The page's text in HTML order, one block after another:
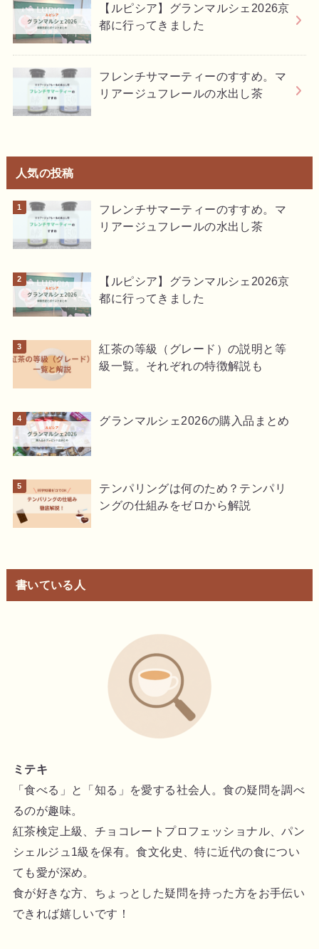
【ルピシア】グランマルシェ2026京
都に行ってきました
フレンチサマーティーのすすめ。マ
リアージュフレールの水出し茶
人気の投稿
フレンチサマーティーのすすめ。マ
リアージュフレールの水出し茶
【ルピシア】グランマルシェ2026京
都に行ってきました
紅茶の等級（グレード）の説明と等
級一覧。それぞれの特徴解説も
グランマルシェ2026の購入品まとめ
テンパリングは何のため？テンパリ
ングの仕組みをゼロから解説
書いている人
ミテキ
「食べる」と「知る」を愛する社会人。食の疑問を調べ
るのが趣味。
紅茶検定上級、チョコレートプロフェッショナル、パン
シェルジュ1級を保有。食文化史、特に近代の食につい
ても愛が深め。
食が好きな方、ちょっとした疑問を持った方をお手伝い
できれば嬉しいです！